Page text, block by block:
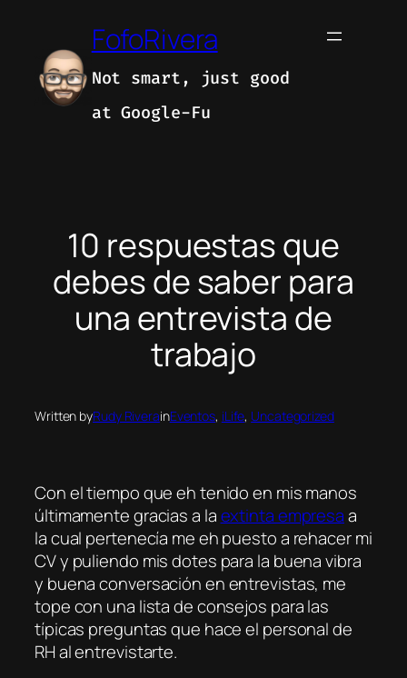
content
FofoRivera
Not smart, just good
at Google-Fu
10 respuestas que
debes de saber para
una entrevista de
trabajo
Written byRudy RiverainEventos, iLife, Uncategorized
Con el tiempo que eh tenido en mis manos
últimamente gracias a laextinta empresaa
la cual pertenecía me eh puesto a rehacer mi
CV y puliendo mis dotes para la buena vibra
y buena conversación en entrevistas, me
tope con una lista de consejos para las
típicas preguntas que hace el personal de
RH al entrevistarte.